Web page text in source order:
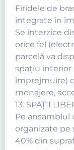
Firidele de
integrate în
Se interzice
orice fel
parcelă va
spaţiu interior
împrejmuire)
menajere,
13. SPAŢII
Pe ansamblul
organizate pe
40% din